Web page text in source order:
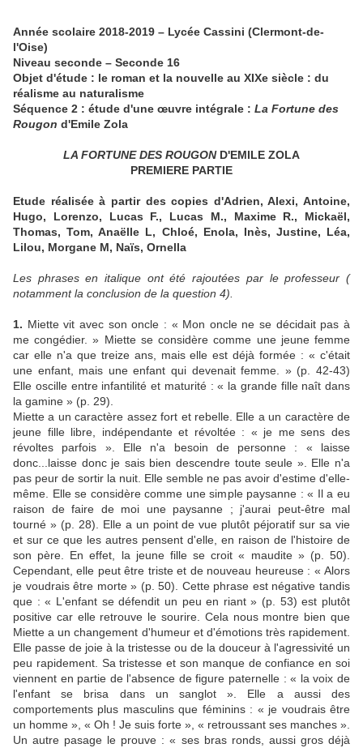
Année scolaire 2018-2019 – Lycée Cassini (Clermont-de-
l'Oise)
Niveau seconde – Seconde 16
Objet d'étude : le roman et la nouvelle au XIXe siècle : du
réalisme au naturalisme
Séquence 2 : étude d'une œuvre intégrale : La Fortune des
Rougon d'Emile Zola
LA FORTUNE DES ROUGOND'EMILE ZOLA
PREMIERE PARTIE
Etude réalisée à partir des copies d'Adrien, Alexi, Antoine,
Hugo, Lorenzo, Lucas F., Lucas M., Maxime R., Mickaël,
Thomas, Tom, Anaëlle L, Chloé, Enola, Inès, Justine, Léa,
Lilou, Morgane M, Naïs, Ornella
Les phrases en italique ont été rajoutées par le professeur (
notamment la conclusion de la question 4).
1. Miette vit avec son oncle : « Mon oncle ne se décidait pas à
me congédier. » Miette se considère comme une jeune femme
car elle n'a que treize ans, mais elle est déjà formée : « c'était
une enfant, mais une enfant qui devenait femme. » (p. 42-43)
Elle oscille entre infantilité et maturité : « la grande fille naît dans
la gamine » (p. 29).
Miette a un caractère assez fort et rebelle. Elle a un caractère de
jeune fille libre, indépendante et révoltée : « je me sens des
révoltes parfois ». Elle n'a besoin de personne : « laisse
donc...laisse donc je sais bien descendre toute seule ». Elle n'a
pas peur de sortir la nuit. Elle semble ne pas avoir d'estime d'elle-
même. Elle se considère comme une simple paysanne : « Il a eu
raison de faire de moi une paysanne ; j'aurai peut-être mal
tourné » (p. 28). Elle a un point de vue plutôt péjoratif sur sa vie
et sur ce que les autres pensent d'elle, en raison de l'histoire de
son père. En effet, la jeune fille se croit « maudite » (p. 50).
Cependant, elle peut être triste et de nouveau heureuse : « Alors
je voudrais être morte » (p. 50). Cette phrase est négative tandis
que : « L'enfant se défendit un peu en riant » (p. 53) est plutôt
positive car elle retrouve le sourire. Cela nous montre bien que
Miette a un changement d'humeur et d'émotions très rapidement.
Elle passe de joie à la tristesse ou de la douceur à l'agressivité un
peu rapidement. Sa tristesse et son manque de confiance en soi
viennent en partie de l'absence de figure paternelle : « la voix de
l'enfant se brisa dans un sanglot ». Elle a aussi des
comportements plus masculins que féminins : « je voudrais être
un homme », « Oh ! Je suis forte », « retroussant ses manches ».
Un autre pasage le prouve : « ses bras ronds, aussi gros déjà